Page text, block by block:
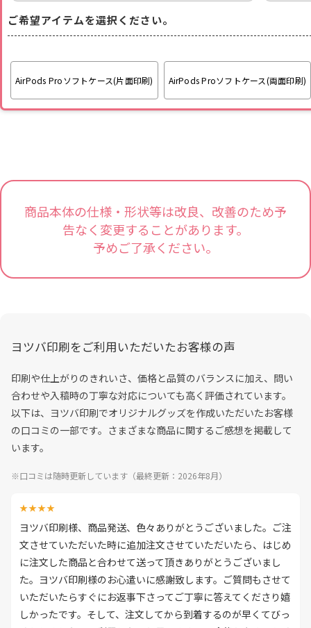
ご希望アイテムを選択ください。
AirPods Proソフトケース(片面印刷) AirPods Proソフトケース(両面印刷)
商品本体の仕様・形状等は改良、改善のため予
告なく変更することがあります。
予めご了承ください。
ヨツバ印刷をご利用いただいたお客様の声
印刷や仕上がりのきれいさ、価格と品質のバランスに加え、問い
合わせや入稿時の丁寧な対応についても高く評価されています。
以下は、ヨツバ印刷でオリジナルグッズを作成いただいたお客様
の口コミの一部です。さまざまな商品に関するご感想を掲載して
います。
※口コミは随時更新しています（最終更新：2026年8月）
★★★★
ヨツバ印刷様、商品発送、色々ありがとうございました。ご注
文させていただいた時に追加注文させていただいたら、はじめ
に注文した商品と合わせて送って頂きありがとうございまし
た。ヨツバ印刷様のお心遣いに感謝致します。ご質問もさせて
いただいたらすぐにお返事下さってご丁寧に答えてくださり嬉
しかったです。そして、注文してから到着するのが早くてびっ